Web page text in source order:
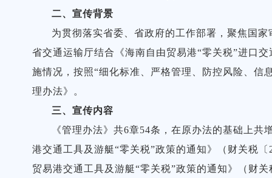
二、宣传背景
为贯彻落实省委、省政府的工作部署，聚焦国
省交通运输厅结合《海南自由贸易港“零关税”进口
施情况，按照“细化标准、严格管理、防控风险、信
理办法》。
三、宣传内容
《管理办法》共6章54条，在原办法的基础上
港交通工具及游艇“零关税”政策的通知》（财关税
贸易港交通工具及游艇“零关税”政策的通知》（财